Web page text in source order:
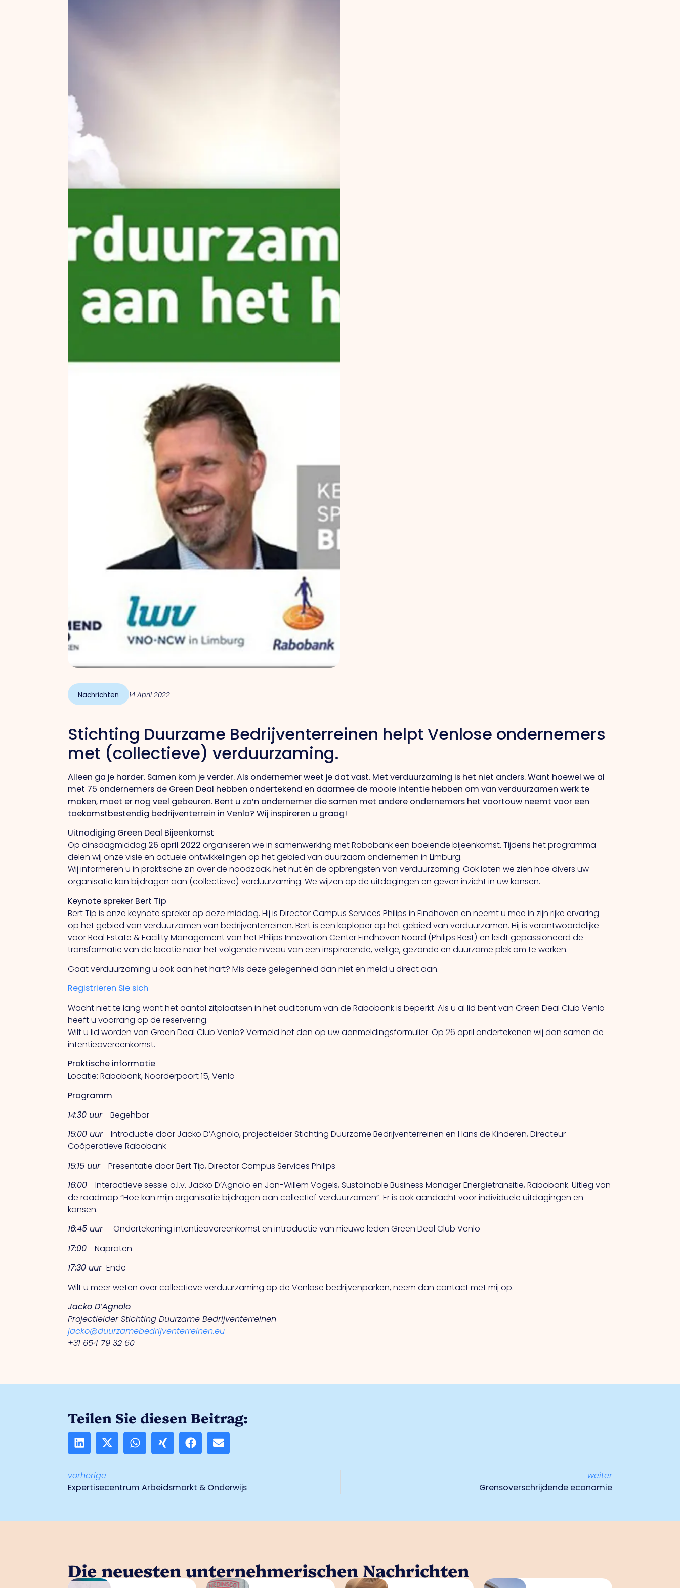
Nachrichten 14 April 2022
Stichting Duurzame Bedrijventerreinen helpt Venlose ondernemers
met (collectieve) verduurzaming.
Alleen ga je harder. Samen kom je verder. Als ondernemer weet je dat vast. Met verduurzaming is het niet anders. Want hoewel we al
met 75 ondernemers de Green Deal hebben ondertekend en daarmee de mooie intentie hebben om van verduurzamen werk te
maken, moet er nog veel gebeuren. Bent u zo’n ondernemer die samen met andere ondernemers het voortouw neemt voor een
toekomstbestendig bedrijventerrein in Venlo? Wij inspireren u graag!
Uitnodiging Green Deal Bijeenkomst
Op dinsdagmiddag 26 april 2022 organiseren we in samenwerking met Rabobank een boeiende bijeenkomst. Tijdens het programma
delen wij onze visie en actuele ontwikkelingen op het gebied van duurzaam ondernemen in Limburg.
Wij informeren u in praktische zin over de noodzaak, het nut én de opbrengsten van verduurzaming. Ook laten we zien hoe divers uw
organisatie kan bijdragen aan (collectieve) verduurzaming. We wijzen op de uitdagingen en geven inzicht in uw kansen.
Keynote spreker Bert Tip
Bert Tip is onze keynote spreker op deze middag. Hij is Director Campus Services Philips in Eindhoven en neemt u mee in zijn rijke ervaring
op het gebied van verduurzamen van bedrijventerreinen. Bert is een koploper op het gebied van verduurzamen. Hij is verantwoordelijke
voor Real Estate & Facility Management van het Philips Innovation Center Eindhoven Noord (Philips Best) en leidt gepassioneerd de
transformatie van de locatie naar het volgende niveau van een inspirerende, veilige, gezonde en duurzame plek om te werken.
Gaat verduurzaming u ook aan het hart? Mis deze gelegenheid dan niet en meld u direct aan.
Registrieren Sie sich
Wacht niet te lang want het aantal zitplaatsen in het auditorium van de Rabobank is beperkt. Als u al lid bent van Green Deal Club Venlo
heeft u voorrang op de reservering.
Wilt u lid worden van Green Deal Club Venlo? Vermeld het dan op uw aanmeldingsformulier. Op 26 april ondertekenen wij dan samen de
intentieovereenkomst.
Praktische informatie
Locatie: Rabobank, Noorderpoort 15, Venlo
Programm
14:30 uurBegehbar
15:00 uurIntroductie door Jacko D’Agnolo, projectleider Stichting Duurzame Bedrijventerreinen en Hans de Kinderen, Directeur
Coöperatieve Rabobank
15:15 uurPresentatie door Bert Tip, Director Campus Services Philips
16:00 Interactieve sessie o.l.v. Jacko D’Agnolo en Jan-Willem Vogels, Sustainable Business Manager Energietransitie, Rabobank. Uitleg van
de roadmap “Hoe kan mijn organisatie bijdragen aan collectief verduurzamen”. Er is ook aandacht voor individuele uitdagingen en
kansen.
16:45 uur
Ondertekening intentieovereenkomst en introductie van nieuwe leden Green Deal Club Venlo
17:00 Napraten
17:30 uur Ende
Wilt u meer weten over collectieve verduurzaming op de Venlose bedrijvenparken, neem dan contact met mij op.
Jacko D’Agnolo
Projectleider Stichting Duurzame Bedrijventerreinen
jacko@duurzamebedrijventerreinen.eu
+31 654 79 32 60
Teilen Sie diesen Beitrag:
vorherige
Expertisecentrum Arbeidsmarkt & Onderwijs
weiter
Grensoverschrijdende economie
Die neuesten unternehmerischen Nachrichten